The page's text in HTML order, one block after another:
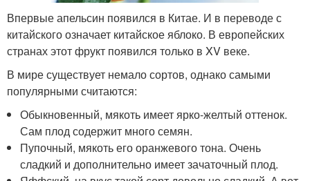
Впервые апельсин появился в Китае. И в переводе с
китайского означает китайское яблоко. В европейских
странах этот фрукт появился только в XV веке.
В мире существует немало сортов, однако самыми
популярными считаются:
Обыкновенный, мякоть имеет ярко-желтый оттенок.
Сам плод содержит много семян.
Пупочный, мякоть его оранжевого тона. Очень
сладкий и дополнительно имеет зачаточный плод.